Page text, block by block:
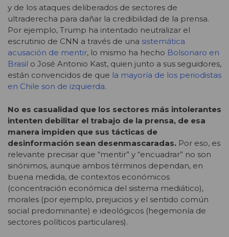
y de los ataques deliberados de sectores de
ultraderecha para dañar la credibilidad de la prensa.
Por ejemplo, Trump ha intentado neutralizar el
escrutinio de CNN a través de una sistemática
acusación de mentir, lo mismo ha hecho Bolsonaro en
Brasil o José Antonio Kast, quien junto a sus seguidores,
están convencidos de que la mayoría de los periodistas
en Chile son de izquierda.
No es casualidad que los sectores más intolerantes
intenten debilitar el trabajo de la prensa, de esa
manera impiden que sus tácticas de
desinformación sean desenmascaradas. Por eso, es
relevante precisar que “mentir” y “encuadrar” no son
sinónimos, aunque ambos términos dependan, en
buena medida, de contextos económicos
(concentración económica del sistema mediático),
morales (por ejemplo, prejuicios y el sentido común
social predominante) e ideológicos (hegemonía de
sectores políticos particulares).